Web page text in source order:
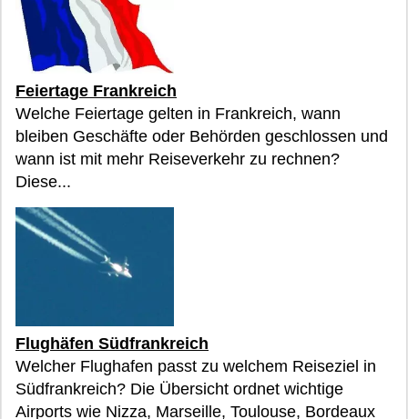
Feiertage Frankreich
Welche Feiertage gelten in Frankreich, wann
bleiben Geschäfte oder Behörden geschlossen und
wann ist mit mehr Reiseverkehr zu rechnen?
Diese...
Flughäfen Südfrankreich
Welcher Flughafen passt zu welchem Reiseziel in
Südfrankreich? Die Übersicht ordnet wichtige
Airports wie Nizza, Marseille, Toulouse, Bordeaux